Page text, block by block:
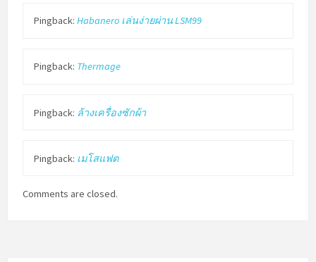
Pingback: Habanero เล่นง่ายผ่าน LSM99
Pingback: Thermage
Pingback: ล้างเครื่องซักผ้า
Pingback: เมโสแฟต
Comments are closed.